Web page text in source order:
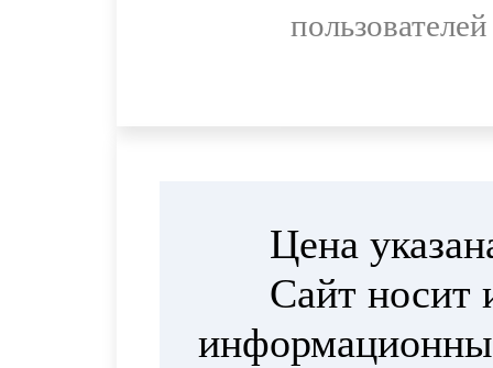
пользователей
Цена
Сайт носит